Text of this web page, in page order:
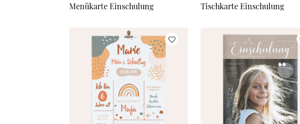
Menükarte Einschulung Tischkarte Einschulung